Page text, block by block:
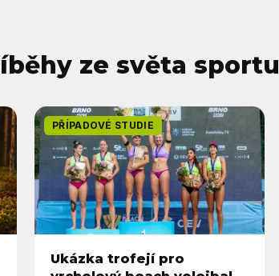
ze světa sportu
PŘÍPADOVÉ STUDIE
Ukázka trofejí pro